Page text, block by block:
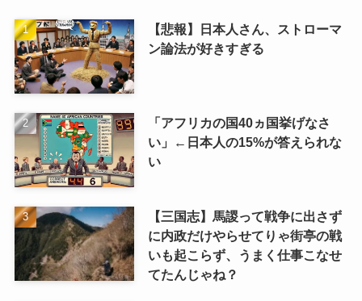
【悲報】日本人さん、ストローマ
ン論法が好きすぎる
「アフリカの国40ヵ国挙げなさ
い」←日本人の15%が答えられな
い
【三国志】馬謖って戦争に出さず
に内政だけやらせてりゃ街亭の戦
いも起こらず、うまく仕事こなせ
てたんじゃね？